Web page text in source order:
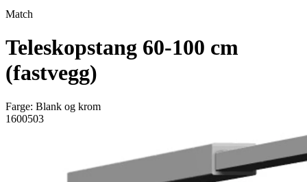
Match
Teleskopstang 60-100 cm
(fastvegg)
Farge: Blank og krom
1600503